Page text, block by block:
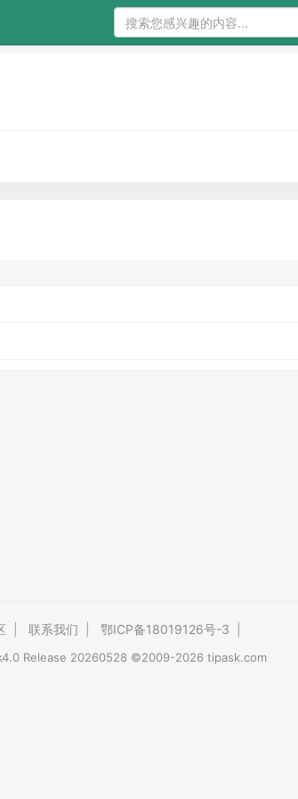
联系我们 鄂ICP备18019126号-3
Release 20260528 ©2009-2026 tipask.com